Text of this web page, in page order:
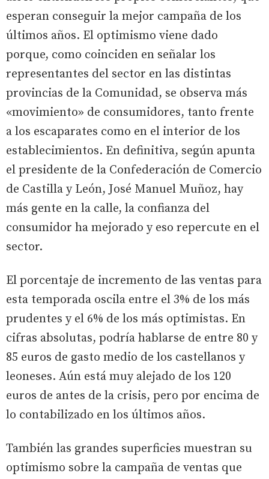
esperan conseguir la mejor campaña de los
últimos años. El optimismo viene dado
porque, como coinciden en señalar los
representantes del sector en las distintas
provincias de la Comunidad, se observa más
«movimiento» de consumidores, tanto frente
a los escaparates como en el interior de los
establecimientos. En definitiva, según apunta
el presidente de la Confederación de Comercio
de Castilla y León, José Manuel Muñoz, hay
más gente en la calle, la confianza del
consumidor ha mejorado y eso repercute en el
sector.
El porcentaje de incremento de las ventas para
esta temporada oscila entre el 3% de los más
prudentes y el 6% de los más optimistas. En
cifras absolutas, podría hablarse de entre 80 y
85 euros de gasto medio de los castellanos y
leoneses. Aún está muy alejado de los 120
euros de antes de la crisis, pero por encima de
lo contabilizado en los últimos años.
También las grandes superficies muestran su
optimismo sobre la campaña de ventas que